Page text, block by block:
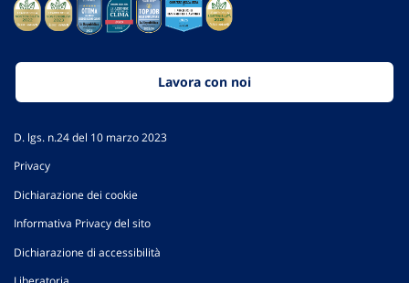
Lavora con noi
D. lgs. n.24 del 10 marzo 2023
Privacy
Dichiarazione dei cookie
Informativa Privacy del sito
Dichiarazione di accessibilità